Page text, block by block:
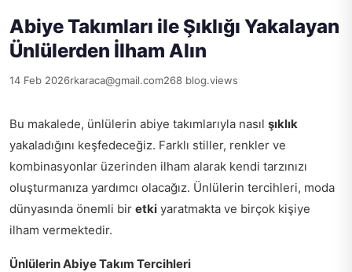
Abiye Takımları ile Şıklığı Yakalayan
Ünlülerden İlham Alın
14 Feb 2026rkaraca@gmail.com268 blog.views
Bu makalede, ünlülerin abiye takımlarıyla nasıl şıklık
yakaladığını keşfedeceğiz. Farklı stiller, renkler ve
kombinasyonlar üzerinden ilham alarak kendi tarzınızı
oluşturmanıza yardımcı olacağız. Ünlülerin tercihleri, moda
dünyasında önemli bir etki yaratmakta ve birçok kişiye
ilham vermektedir.
Ünlülerin Abiye Takım Tercihleri